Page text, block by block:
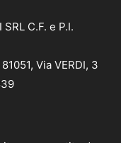
C.F. e P.I.
Via VERDI, 3